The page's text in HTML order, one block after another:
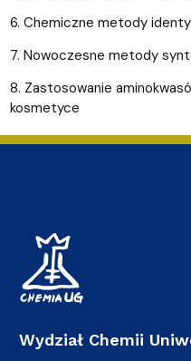
6. Chemiczne metody
7. Nowoczesne metody
8. Zastosowanie
kosmetyce
Wydział Chemii